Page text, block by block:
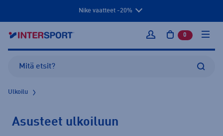
Nike vaatteet -20%
Kirjaudu sisään
0 tuotetta
Ulkoilu
Asusteet ulkoiluun